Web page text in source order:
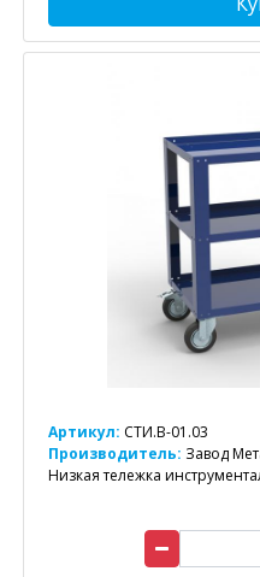
Артикул: СТИ.В-01.03
Производитель: Завод
Низкая тележка